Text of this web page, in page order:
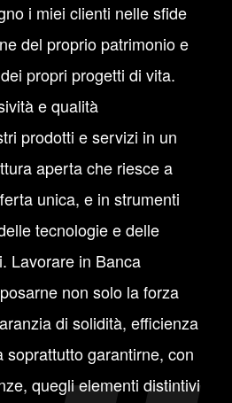
i miei clienti nelle sfide
del proprio patrimonio e
propri progetti di vita.
e qualità
prodotti e servizi in un
aperta che riesce a
unica, e in strumenti
tecnologie e delle
Lavorare in Banca
non solo la forza
di solidità, efficienza
soprattutto garantirne, con
quegli elementi distintivi